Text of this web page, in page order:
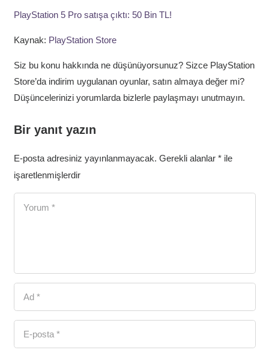
PlayStation 5 Pro satışa çıktı: 50 Bin TL!
Kaynak: PlayStation Store
Siz bu konu hakkında ne düşünüyorsunuz? Sizce PlayStation
Store’da indirim uygulanan oyunlar, satın almaya değer mi?
Düşüncelerinizi yorumlarda bizlerle paylaşmayı unutmayın.
Bir yanıt yazın
E-posta adresiniz yayınlanmayacak. Gerekli alanlar *ile
işaretlenmişlerdir